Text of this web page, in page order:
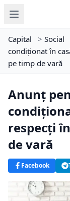
Capital > Social
condiționat în
pe timp de vară
Anunț
respecți
de vară
Facebook